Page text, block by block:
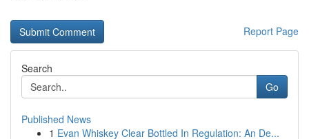
Report Page
Search
Go
Published News
1 Evan Whiskey Clear Bottled In Regulation: An De...